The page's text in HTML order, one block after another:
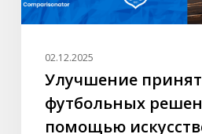
Welcome
Kasımpaşa
02.12.2025
Улучшение
футбольных
помощью